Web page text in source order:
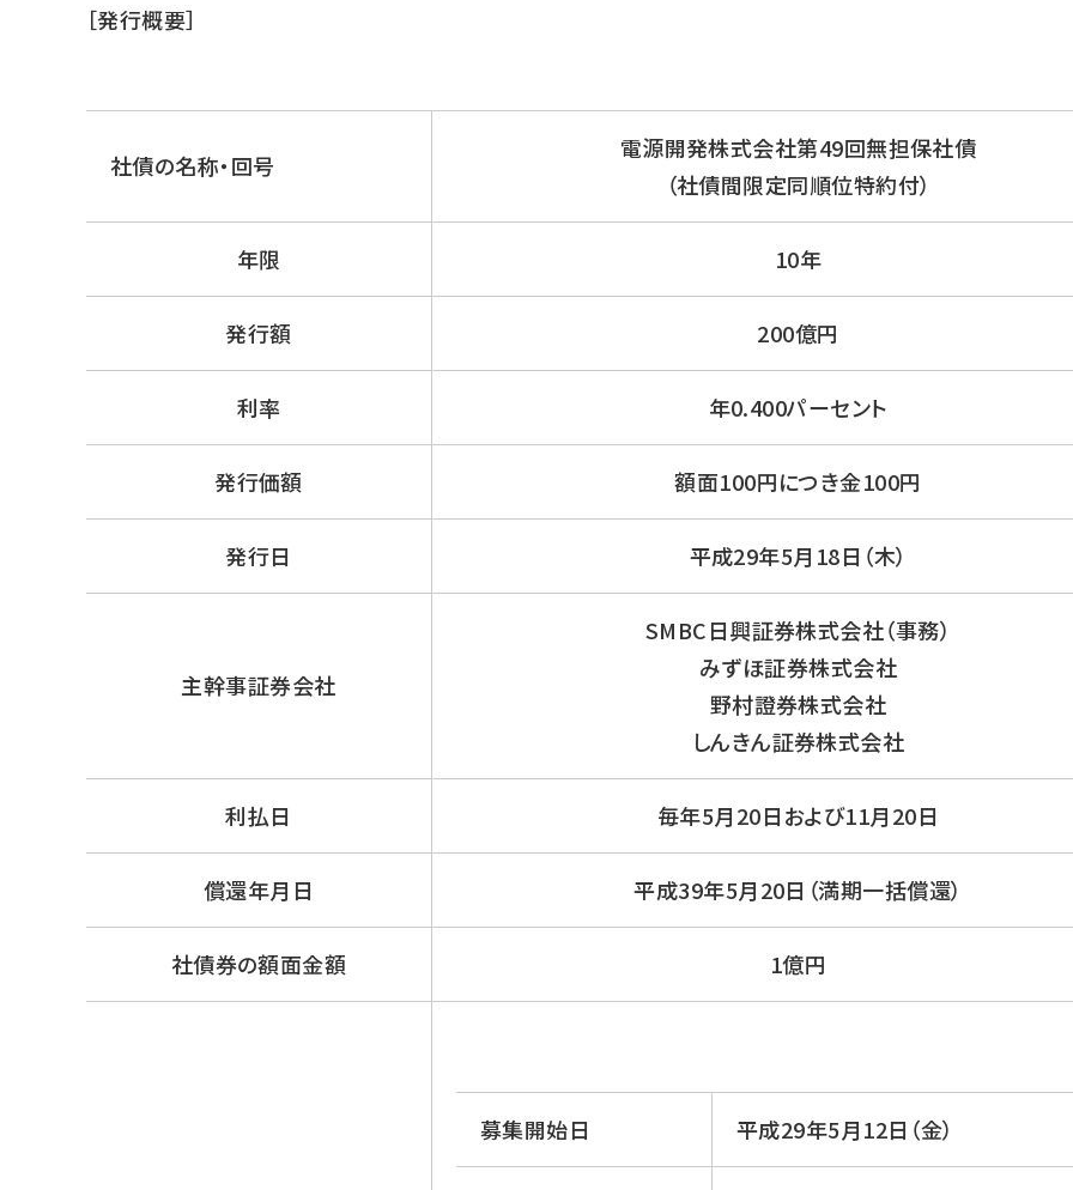
［発行概要］
社債の名称・回号
電源開発株式会社第49回無担保社債
（社債間限定同順位特約付）
年限 10年
発行額 200億円
利率 年0.400パーセント
発行価額 額面100円につき金100円
発行日 平成29年5月18日（木）
主幹事証券会社
SMBC日興証券株式会社（事務）
みずほ証券株式会社
野村證券株式会社
しんきん証券株式会社
利払日 毎年5月20日および11月20日
償還年月日 平成39年5月20日（満期一括償還）
社債券の額面金額 1億円
募集開始日 平成29年5月12日（金）